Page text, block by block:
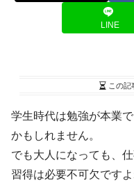
LINE
この記
学生時代は勉強が本業
かもしれません。
でも大人になっても、
習得は必要不可欠ですよ